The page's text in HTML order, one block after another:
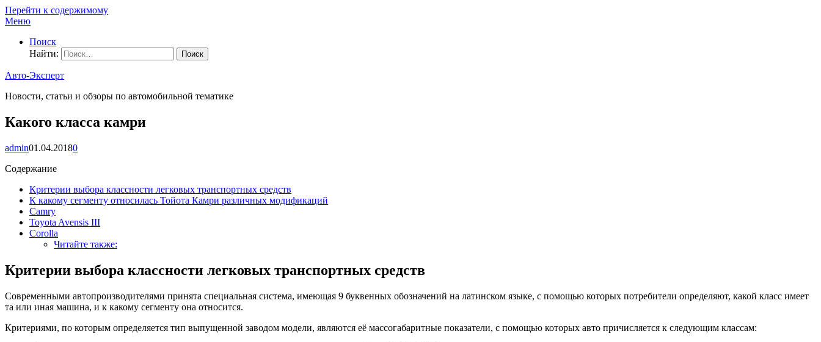
Перейти к содержимому
Меню
Поиск
Найти:
Авто-Эксперт
Новости, статьи и обзоры по автомобильной тематике
Какого класса камри
admin01.04.20180
Содержание
Критерии выбора классности легковых транспортных средств
К какому сегменту относилась Тойота Камри различных модификаций
Camry
Toyota Avensis III
Corolla
Читайте также:
Критерии выбора классности легковых транспортных средств
Современными автопроизводителями принята специальная система, имеющая 9 буквенных обозначений на латинском языке, с помощью которых потребители определяют, какой класс имеет
та или иная машина, и к какому сегменту она относится.
Критериями, по которым определяется тип выпущенной заводом модели, являются её массогабаритные показатели, с помощью которых авто причисляется к следующим классам: